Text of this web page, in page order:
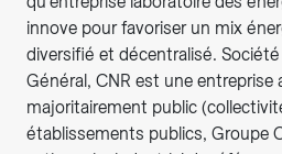
innove pour favoriser un mix
diversifié et décentralisé.
Général, CNR est une entreprise
majoritairement public
établissements publics, Groupe